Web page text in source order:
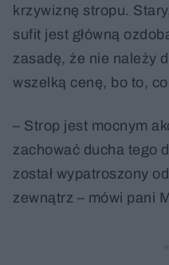
krzywiznę stropu.
sufit jest główną
zasadę, że nie należy
wszelką cenę, bo to,
– Strop jest mocnym
zachować ducha tego
został wypatroszony
zewnątrz – mówi pani